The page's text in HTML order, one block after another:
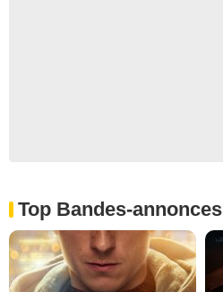
Top Bandes-annonces